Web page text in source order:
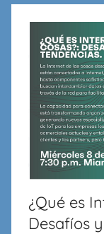
Cableado
Virtualidad
¿Qué es
Desafíos